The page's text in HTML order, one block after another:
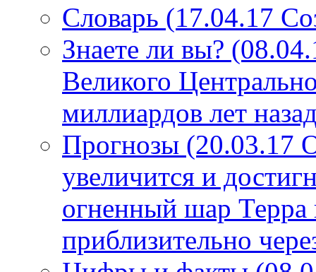
Словарь (17.04.17
Знаете ли вы?
Великого
миллиардов лет
Прогнозы (20.03.17
увеличится и
огненный шар Терра
приблизительно